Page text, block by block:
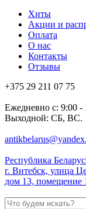
Хиты
Акции и
Оплата
О нас
Контакты
Отзывы
+375 29 211 07 75
Ежедневно с: 9:00 -
Выходной: СБ, ВС.
Республика
г. Витебск, улица
дом 13, помещение